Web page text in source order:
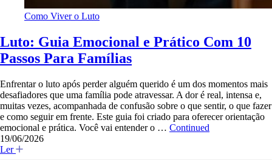
Como Viver o Luto
Luto: Guia Emocional e Prático Com 10
Passos Para Famílias
Enfrentar o luto após perder alguém querido é um dos momentos mais
desafiadores que uma família pode atravessar. A dor é real, intensa e,
muitas vezes, acompanhada de confusão sobre o que sentir, o que fazer
e como seguir em frente. Este guia foi criado para oferecer orientação
emocional e prática. Você vai entender o … Continued
19/06/2026
Ler